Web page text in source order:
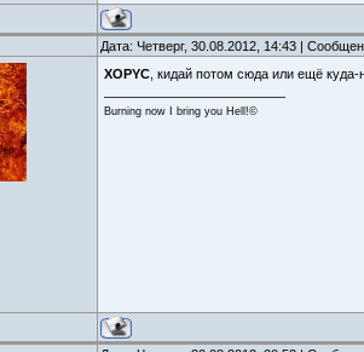
Дата: Четверг, 30.08.2012, 14:43 |
XOPYC , кидай потом сюда или ещё
Burning now I bring you Hell!©